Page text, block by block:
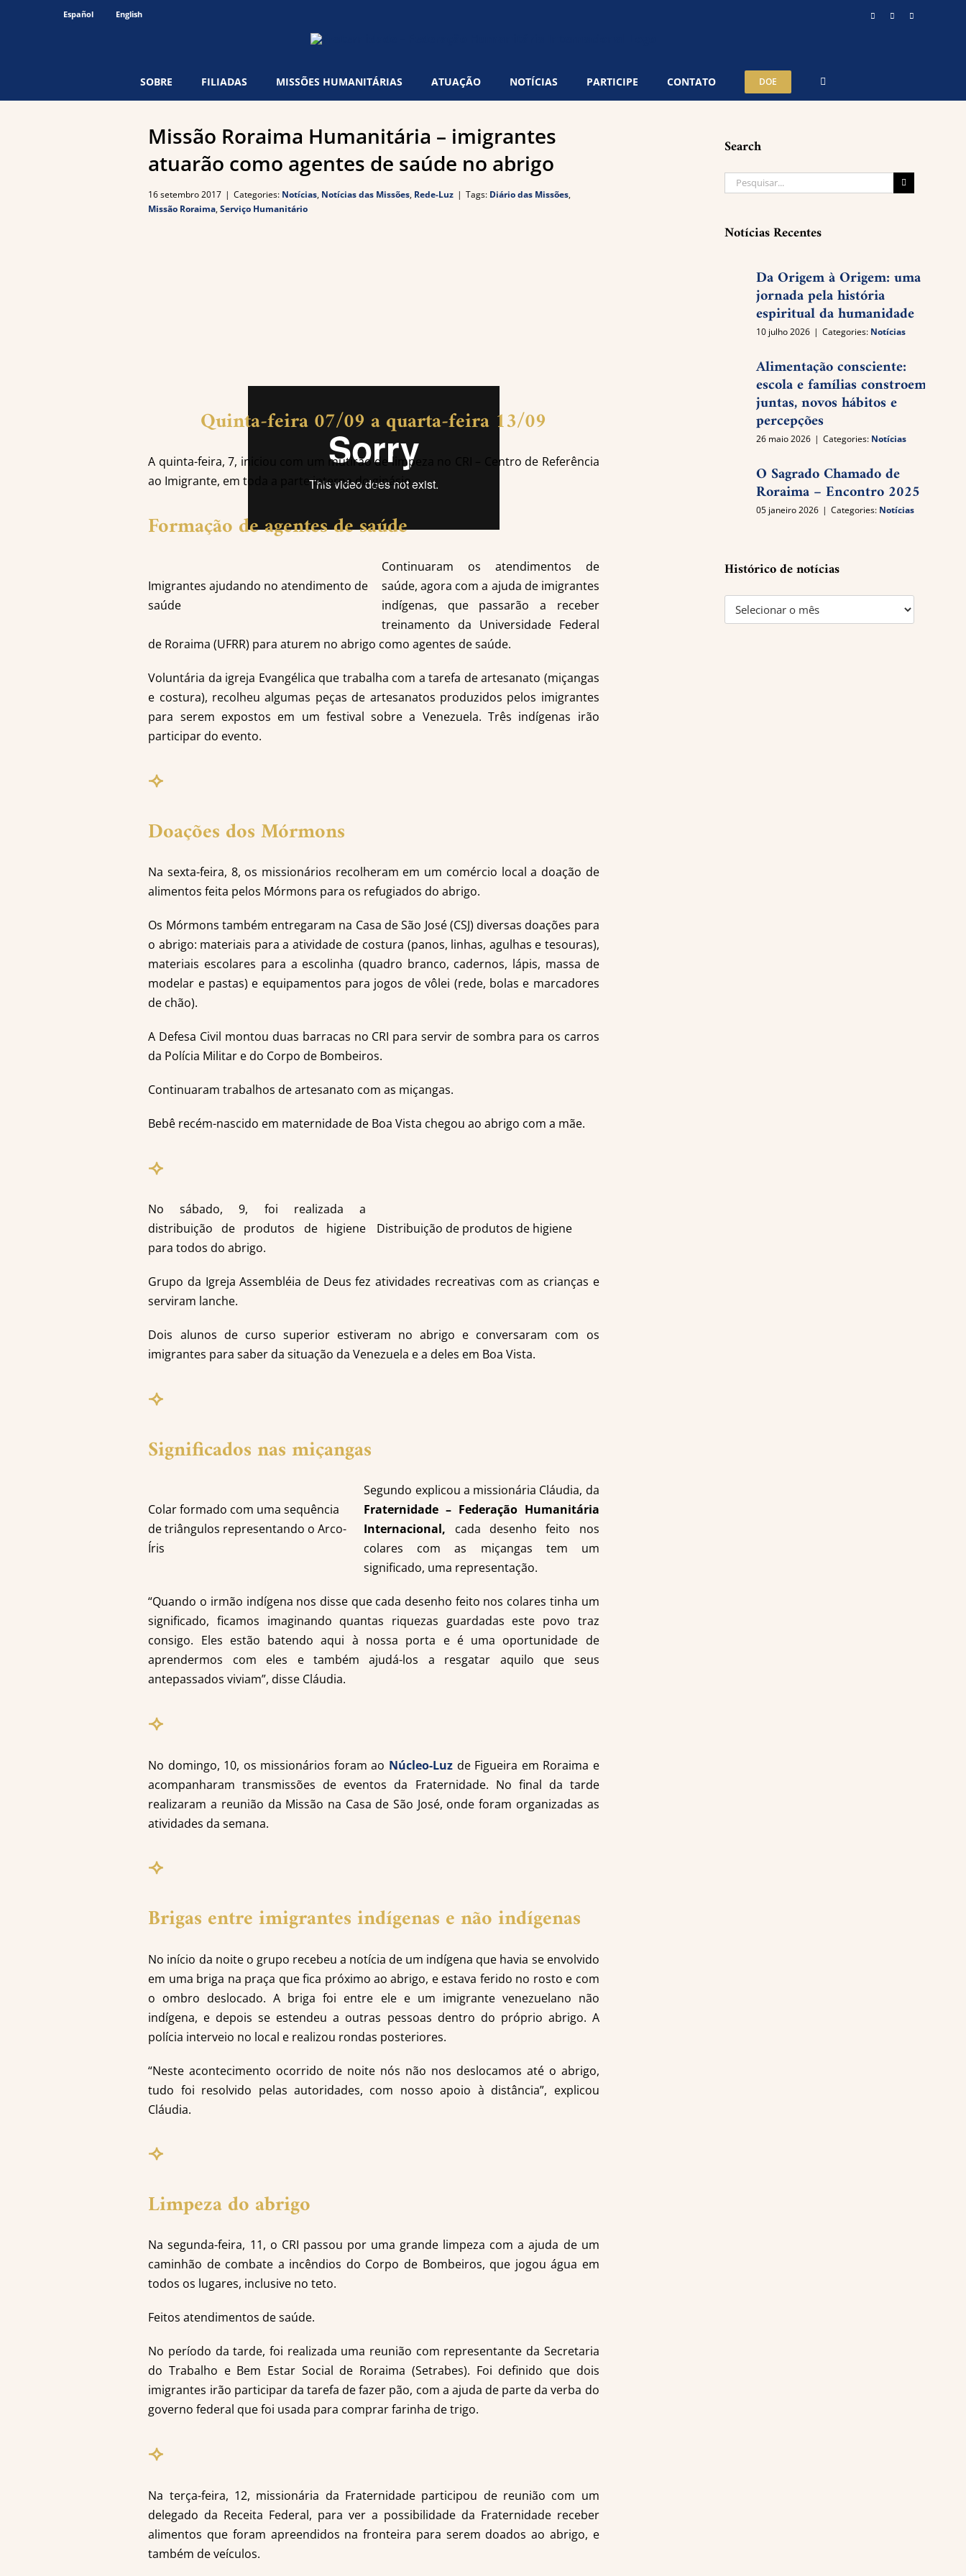
Español English InstagramYouTube
SOBRE FILIADAS MISSÕES HUMANITÁRIAS ATUAÇÃO NOTÍCIAS PARTICIPE CONTATO DOE
Missão Roraima Humanitária – imigrantes
atuarão como agentes de saúde no abrigo
16 setembro 2017 | Categories: Notícias, Notícias das Missões, Rede-Luz | Tags: Diário das Missões,
Missão Roraima,Serviço Humanitário
Quinta-feira 07/09 a quarta-feira 13/09
A quinta-feira, 7, iniciou com um mutirão de limpeza no CRI – Centro de Referência
ao Imigrante, em toda a parte interna do ginásio.
Formação de agentes de saúde
Imigrantes ajudando no atendimento de
saúde
Continuaram os atendimentos de
saúde, agora com a ajuda de imigrantes
indígenas, que passarão a receber
treinamento da Universidade Federal
de Roraima (UFRR) para aturem no abrigo como agentes de saúde.
Voluntária da igreja Evangélica que trabalha com a tarefa de artesanato (miçangas
e costura), recolheu algumas peças de artesanatos produzidos pelos imigrantes
para serem expostos em um festival sobre a Venezuela. Três indígenas irão
participar do evento.
⟢
Doações dos Mórmons
Na sexta-feira, 8, os missionários recolheram em um comércio local a doação de
alimentos feita pelos Mórmons para os refugiados do abrigo.
Os Mórmons também entregaram na Casa de São José (CSJ) diversas doações para
o abrigo: materiais para a atividade de costura (panos, linhas, agulhas e tesouras),
materiais escolares para a escolinha (quadro branco, cadernos, lápis, massa de
modelar e pastas) e equipamentos para jogos de vôlei (rede, bolas e marcadores
de chão).
A Defesa Civil montou duas barracas no CRI para servir de sombra para os carros
da Polícia Militar e do Corpo de Bombeiros.
Continuaram trabalhos de artesanato com as miçangas.
Bebê recém-nascido em maternidade de Boa Vista chegou ao abrigo com a mãe.
⟢
Distribuição de produtos de higiene
No sábado, 9, foi realizada a
distribuição de produtos de higiene
para todos do abrigo.
Grupo da Igreja Assembléia de Deus fez atividades recreativas com as crianças e
serviram lanche.
Dois alunos de curso superior estiveram no abrigo e conversaram com os
imigrantes para saber da situação da Venezuela e a deles em Boa Vista.
⟢
Significados nas miçangas
Colar formado com uma sequência
de triângulos representando o Arco-
Íris
Segundo explicou a missionária Cláudia, da
Fraternidade – Federação Humanitária
Internacional, cada desenho feito nos
colares com as miçangas tem um
significado, uma representação.
“Quando o irmão indígena nos disse que cada desenho feito nos colares tinha um
significado, ficamos imaginando quantas riquezas guardadas este povo traz
consigo. Eles estão batendo aqui à nossa porta e é uma oportunidade de
aprendermos com eles e também ajudá-los a resgatar aquilo que seus
antepassados viviam”, disse Cláudia.
⟢
No domingo, 10, os missionários foram ao Núcleo-Luz de Figueira em Roraima e
acompanharam transmissões de eventos da Fraternidade. No final da tarde
realizaram a reunião da Missão na Casa de São José, onde foram organizadas as
atividades da semana.
⟢
Brigas entre imigrantes indígenas e não indígenas
No início da noite o grupo recebeu a notícia de um indígena que havia se envolvido
em uma briga na praça que fica próximo ao abrigo, e estava ferido no rosto e com
o ombro deslocado. A briga foi entre ele e um imigrante venezuelano não
indígena, e depois se estendeu a outras pessoas dentro do próprio abrigo. A
polícia interveio no local e realizou rondas posteriores.
“Neste acontecimento ocorrido de noite nós não nos deslocamos até o abrigo,
tudo foi resolvido pelas autoridades, com nosso apoio à distância”, explicou
Cláudia.
⟢
Limpeza do abrigo
Na segunda-feira, 11, o CRI passou por uma grande limpeza com a ajuda de um
caminhão de combate a incêndios do Corpo de Bombeiros, que jogou água em
todos os lugares, inclusive no teto.
Feitos atendimentos de saúde.
No período da tarde, foi realizada uma reunião com representante da Secretaria
do Trabalho e Bem Estar Social de Roraima (Setrabes). Foi definido que dois
imigrantes irão participar da tarefa de fazer pão, com a ajuda de parte da verba do
governo federal que foi usada para comprar farinha de trigo.
⟢
Na terça-feira, 12, missionária da Fraternidade participou de reunião com um
delegado da Receita Federal, para ver a possibilidade da Fraternidade receber
alimentos que foram apreendidos na fronteira para serem doados ao abrigo, e
também de veículos.
Search
Buscar
resultados
Notícias Recentes
Da Origem à Origem: uma
jornada pela história
espiritual da humanidade
10 julho 2026 | Categories: Notícias
Alimentação consciente:
escola e famílias constroem,
juntas, novos hábitos e
percepções
26 maio 2026 | Categories: Notícias
O Sagrado Chamado de
Roraima – Encontro 2025
05 janeiro 2026 | Categories: Notícias
Histórico de notícias
Histórico
de